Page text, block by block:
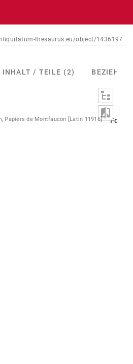
thesaurus.eu/object/1436197
INHALT / TEILE (2)
Papiers de Montfaucon [Latin 11916] Fol.